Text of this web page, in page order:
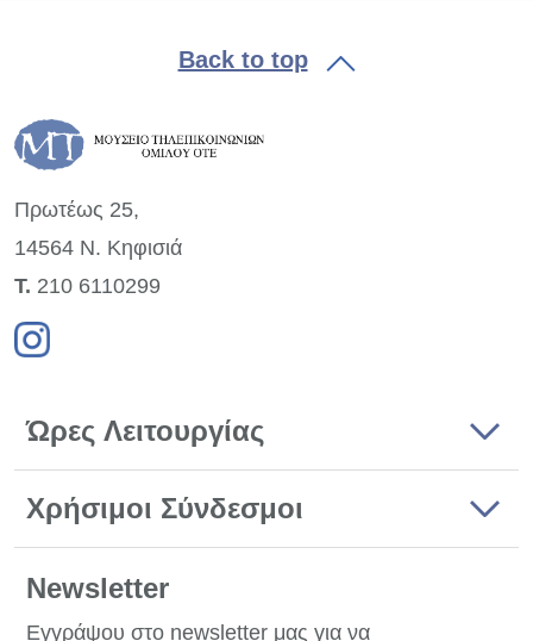
Back to top
Πρωτέως 25,
14564 Ν. Κηφισιά
Τ. 210 6110299
Ώρες Λειτουργίας
Χρήσιμοι Σύνδεσμοι
Newsletter
Εγγράψου στο newsletter μας για να